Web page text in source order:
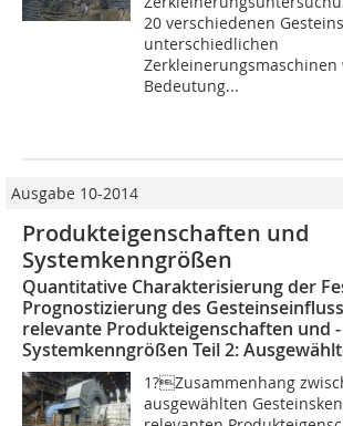
20 verschiedenen
unterschiedlichen
Bedeutung...
Ausgabe 10-2014
Produkteigenschaften und
Systemkenngrößen
Quantitative Charakterisierung der
Prognostizierung des
relevante Produkteigenschaften und ­
Systemkenngrößen Teil 2:
1?Zusammenhang
ausgewählten